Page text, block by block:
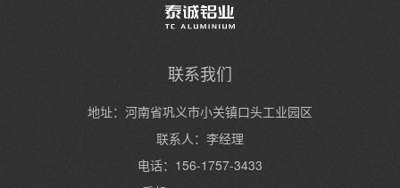
联系我们
地址：河南省巩义市小关镇口头工业园区
联系人：李经理
电话：156-1757-3433